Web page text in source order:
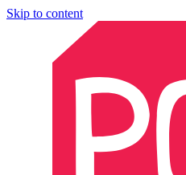
Skip to content